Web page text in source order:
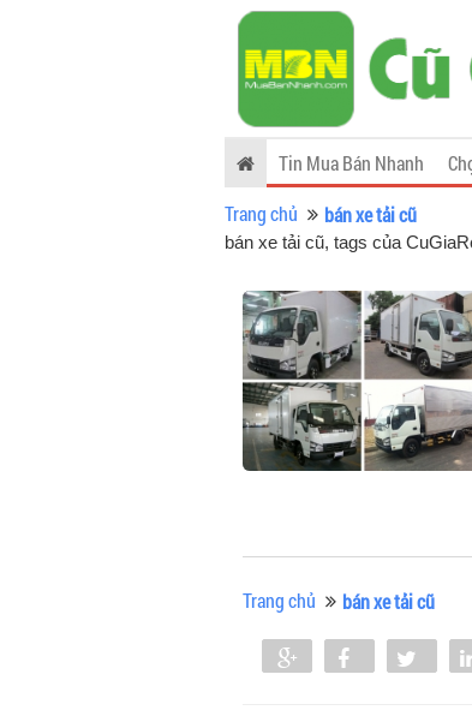
Tin Mua Bán Nhanh
Trang chủ
bán xe tải cũ
bán xe tải cũ, tags của
Trang chủ bán xe tải cũ
Share Share